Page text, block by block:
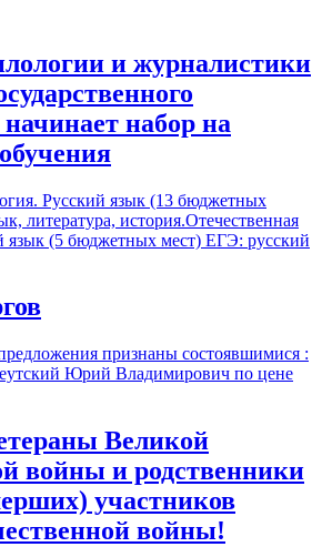
и журналистики
набор на
Русский язык (13 бюджетных
литература, история.Отечественная
язык (5 бюджетных мест) ЕГЭ: русский
признаны состоявшимися :
Юрий Владимирович по цене
Великой
войны и родственники
участников
войны!